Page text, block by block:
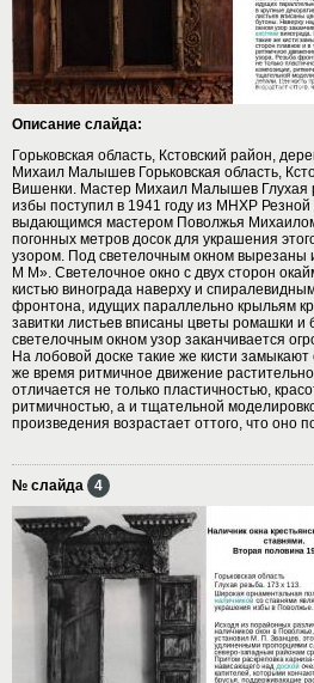
Описание слайда:
Горьковская область, Кстовский район,
Михаил Малышев Горьковская область,
Вишенки. Мастер Михаил Малышев Глухая
избы поступил в 1941 году из МНХР
выдающимся мастером Поволжья
погонных метров досок для украшения
узором. Под светелочным окном
М М». Светелочное окно с двух сторон
кистью винограда наверху и
фронтона, идущих параллельно крыльям
завитки листьев вписаны цветы ромашки и
светелочным окном узор заканчивается
На лобовой доске такие же кисти замыкают
же время ритмичное движение
отличается не только пластичностью,
ритмичностью, а и тщательной
произведения возрастает оттого, что оно
№ слайда 4